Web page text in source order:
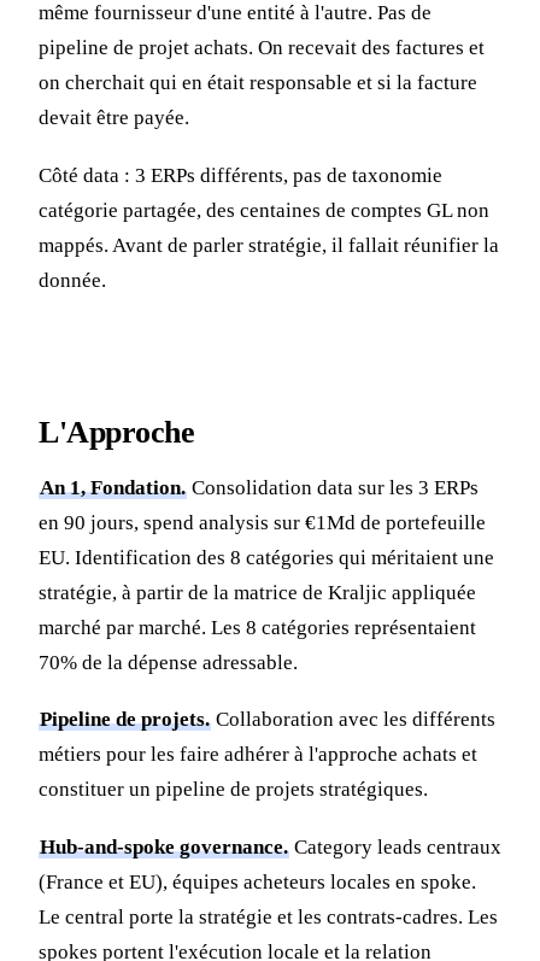
même fournisseur d'une entité à l'autre. Pas de
pipeline de projet achats. On recevait des factures et
on cherchait qui en était responsable et si la facture
devait être payée.
Côté data : 3 ERPs différents, pas de taxonomie
catégorie partagée, des centaines de comptes GL non
mappés. Avant de parler stratégie, il fallait réunifier la
donnée.
L'Approche
An 1, Fondation.Consolidation data sur les 3 ERPs
en 90 jours, spend analysis sur €1Md de portefeuille
EU. Identification des 8 catégories qui méritaient une
stratégie, à partir de la matrice de Kraljic appliquée
marché par marché. Les 8 catégories représentaient
70% de la dépense adressable.
Pipeline de projets.Collaboration avec les différents
métiers pour les faire adhérer à l'approche achats et
constituer un pipeline de projets stratégiques.
Hub-and-spoke governance.Category leads centraux
(France et EU), équipes acheteurs locales en spoke.
Le central porte la stratégie et les contrats-cadres. Les
spokes portent l'exécution locale et la relation